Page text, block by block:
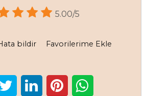
5.00/5
bildir Favorilerime Ekle